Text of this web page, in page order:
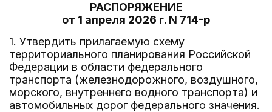
РАСПОРЯЖЕНИЕ
от 1 апреля 2026 г. N 714-р
1. Утвердить прилагаемую схему
территориального планирования Российской
Федерации в области федерального
транспорта (железнодорожного, воздушного,
морского, внутреннего водного транспорта) и
автомобильных дорог федерального значения.